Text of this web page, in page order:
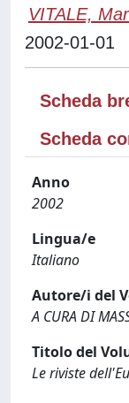
VITALE,
2002-01-01
Scheda
Scheda
Anno
2002
Lingua/e
Italiano
Autore/i del
A CURA DI
Titolo del
Le riviste